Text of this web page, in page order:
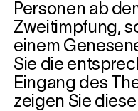
Personen ab
Zweitimpfung,
einem
Sie die
Eingang des
zeigen Sie